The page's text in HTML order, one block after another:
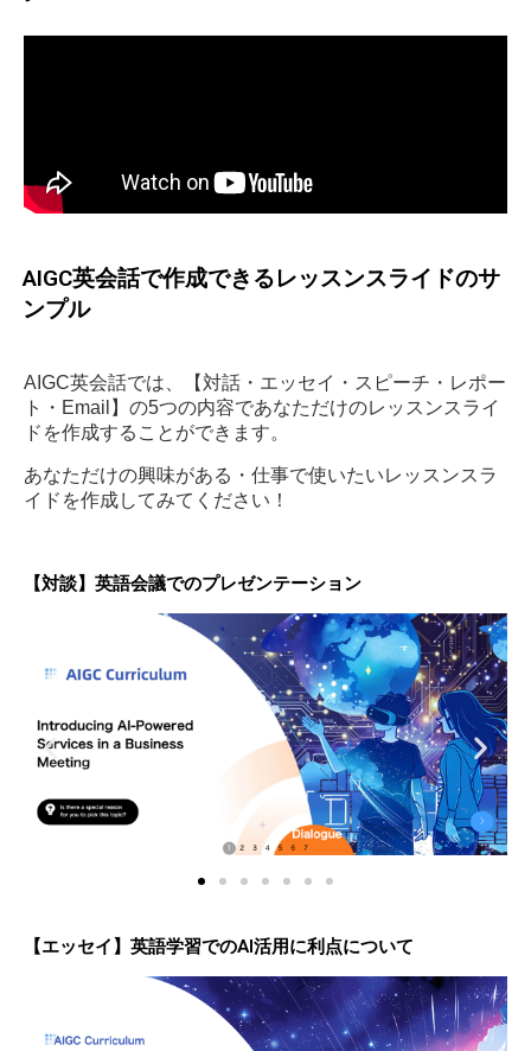
AIGC英会話で作成できるレッスンスライドのサ
ンプル
AIGC英会話では、【対話・エッセイ・スピーチ・レポー
ト・Email】の5つの内容であなただけのレッスンスライ
ドを作成することができます。
あなただけの興味がある・仕事で使いたいレッスンスラ
イドを作成してみてください！
【対談】英語会議でのプレゼンテーション
【エッセイ】英語学習でのAI活用に利点について